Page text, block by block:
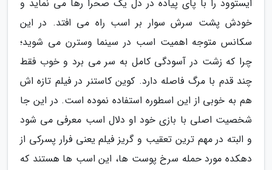
ایستوود را با پای پیاده در دل یک صحرا رها می نماید و
خودش پشت سرش سوار بر اسب راه می افتد. در این
سکانس متوجه اهمیت اسب در سینما وسترن می شوید؛
چرا که زشت در آسودگی کامل به سر می برد و خوب فقط
چند قدم با مرگ فاصله دارد. کوین کاستنر در فیلم تازه اش
هم به خوبی از این اسطوره استفاده نموده است. در این جا
شخصیت اصلی با بازی خود او دلال اسب معرفی می شود
و البته در مهم ترین تعقیب و گریز فیلم یعنی فرار پسرکی از
دهکده مورد حمله سرخ پوست ها، این اسب ها هستند که